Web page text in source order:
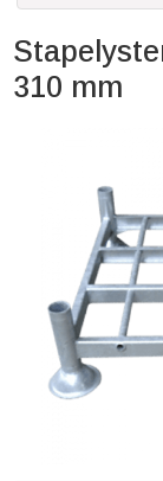
Weitere
Über Uns
Warenkorb
310 mm